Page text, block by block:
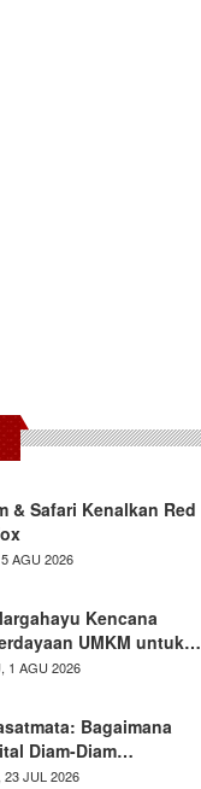
& Safari Kenalkan Red
AGU 2026
Kencana
UMKM untuk…
1 AGU 2026
Bagaimana
Diam-Diam…
23 JUL 2026